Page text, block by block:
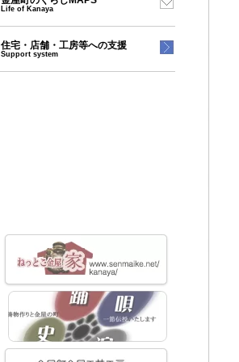
Life of Kanaya
住宅・店舗・工房等への支援
Support system